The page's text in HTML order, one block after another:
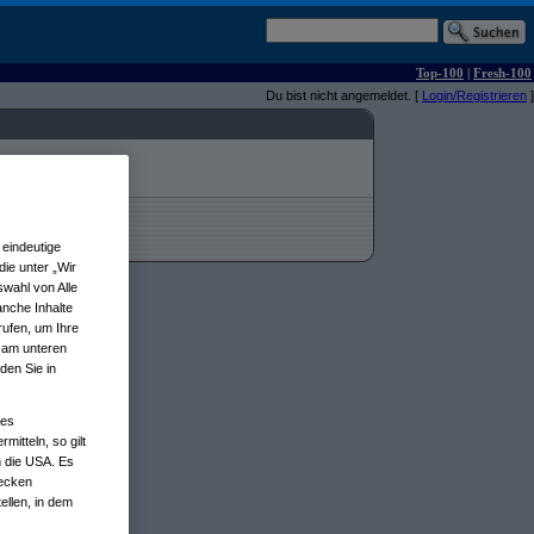
Top-100 | Fresh-100
Du bist nicht angemeldet. [ Login/Registrieren ]
unter „Wir
von Alle
Inhalte
um Ihre
unteren
Sie in
so gilt
die USA. Es
in dem